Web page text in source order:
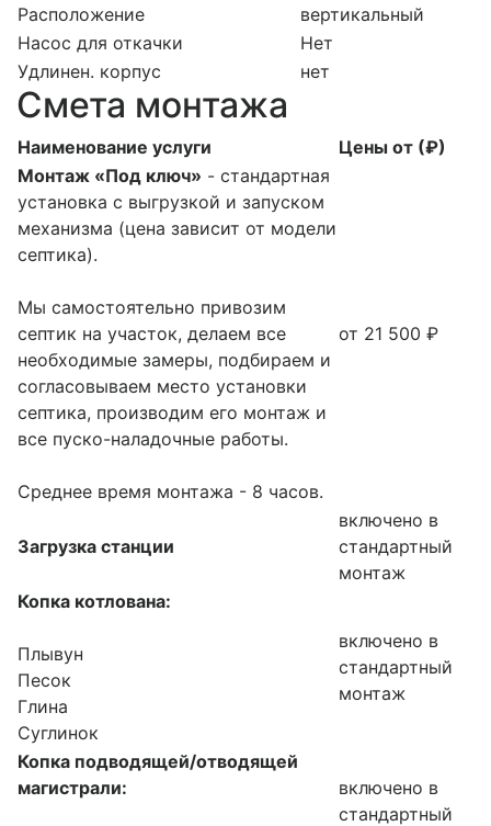
Расположение
вертикальный
Насос для откачки
Нет
Удлинен. корпус
нет
Смета монтажа
Наименование услуги
Цены от (₽)
Монтаж «Под ключ» - стандартная
установка с выгрузкой и запуском
механизма (цена зависит от модели
септика).
Мы самостоятельно привозим
септик на участок, делаем все
необходимые замеры, подбираем и
согласовываем место установки
септика, производим его монтаж и
все пуско-наладочные работы.
Среднее время монтажа - 8 часов.
от 21 500 ₽
Загрузка станции
включено в
стандартный
монтаж
Копка котлована:
Плывун
Песок
Глина
Суглинок
включено в
стандартный
монтаж
Копка подводящей/отводящей
магистрали:
включено в
стандартный